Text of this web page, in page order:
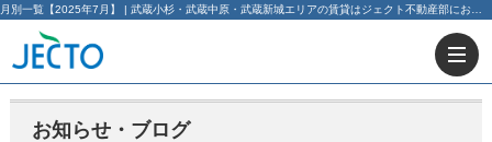
お知らせ・ブログ